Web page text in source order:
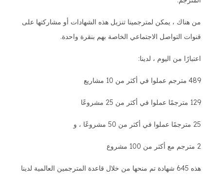
من هناك ، يمكن لمترجمينا تنزيل هذه الشهادات أو مشاركتها على
قنوات التواصل الاجتماعي الخاصة بهم بنقرة واحدة.
اعتبارًا من اليوم ، لدينا:
489 مترجم عملوا في أكثر من 10 مشاريع
129 مترجمًا عملوا في أكثر من 25 مشروعًا
25 مترجمًا عملوا في أكثر من 50 مشروعًا ، و
2 مترجم مع أكثر من 100 مشروع
هذه 645 شهادة تم منحها من خلال قاعدة المترجمين العالمية لدينا